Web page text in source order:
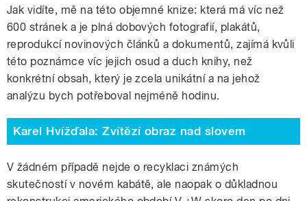
Jak vidíte, mě na této objemné knize: která má víc než
600 stránek a je plná dobových fotografií, plakátů,
reprodukcí novinových článků a dokumentů, zajímá kvůli
této poznámce víc jejich osud a duch knihy, než
konkrétní obsah, který je zcela unikátní a na jehož
analýzu bych potřeboval nejméně hodinu.
Karel Hvížďala: Zvítězí obraz nad slovem
V žádném případě nejde o recyklaci známých
skutečností v novém kabátě, ale naopak o důkladnou